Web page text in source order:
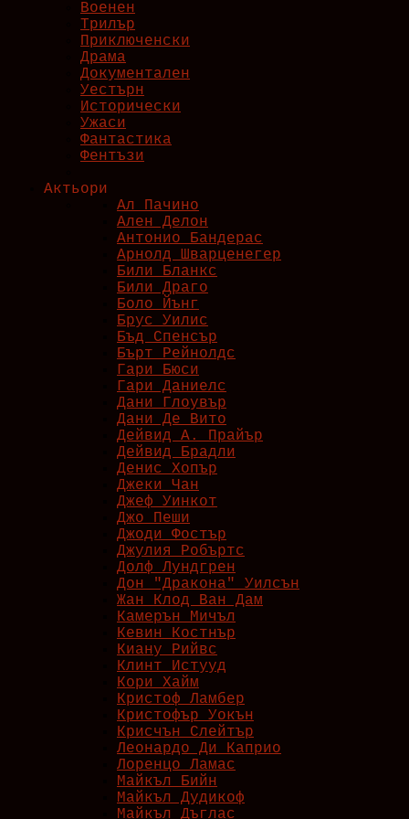
Военен
Трилър
Приключенски
Драма
Документален
Уестърн
Исторически
Ужаси
Фантастика
Фентъзи
Актьори
Ал Пачино
Ален Делон
Антонио Бандерас
Арнолд Шварценегер
Били Блaнкс
Били Драго
Боло Йънг
Брус Уилис
Бъд Спенсър
Бърт Рейнолдс
Гари Бюси
Гари Даниелс
Дани Глоувър
Дани Де Вито
Дейвид А. Прайър
Дейвид Брадли
Денис Хопър
Джеки Чан
Джеф Уинкот
Джо Пеши
Джоди Фостър
Джулия Робъртс
Долф Лундгрен
Дон "Дракона" Уилсън
Жан Клод Ван Дам
Камерън Мичъл
Кевин Костнър
Киану Рийвс
Клинт Истууд
Кори Хайм
Кристоф Ламбер
Кристофър Уокън
Крисчън Слейтър
Леонардо Ди Каприо
Лоренцо Ламас
Майкъл Бийн
Майкъл Дудикоф
Майкъл Дъглас